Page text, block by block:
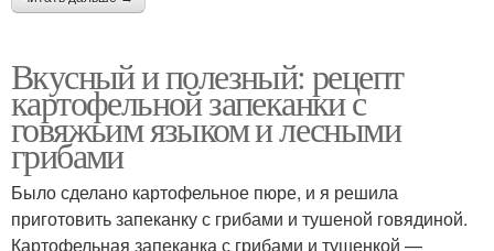
Вкусный и полезный: рецепт
картофельной запеканки с
говяжьим языком и лесными
грибами
Было сделано картофельное пюре, и я решила
приготовить запеканку с грибами и тушеной говядиной.
Картофельная запеканка с грибами и тушенкой —